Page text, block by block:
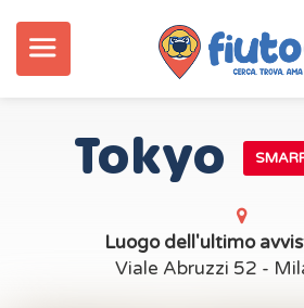
Tokyo
Luogo dell'ultimo
Viale Abruzzi 52 -